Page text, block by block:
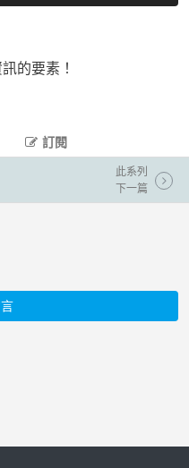
的要素！
訂閱
此系列
下一篇